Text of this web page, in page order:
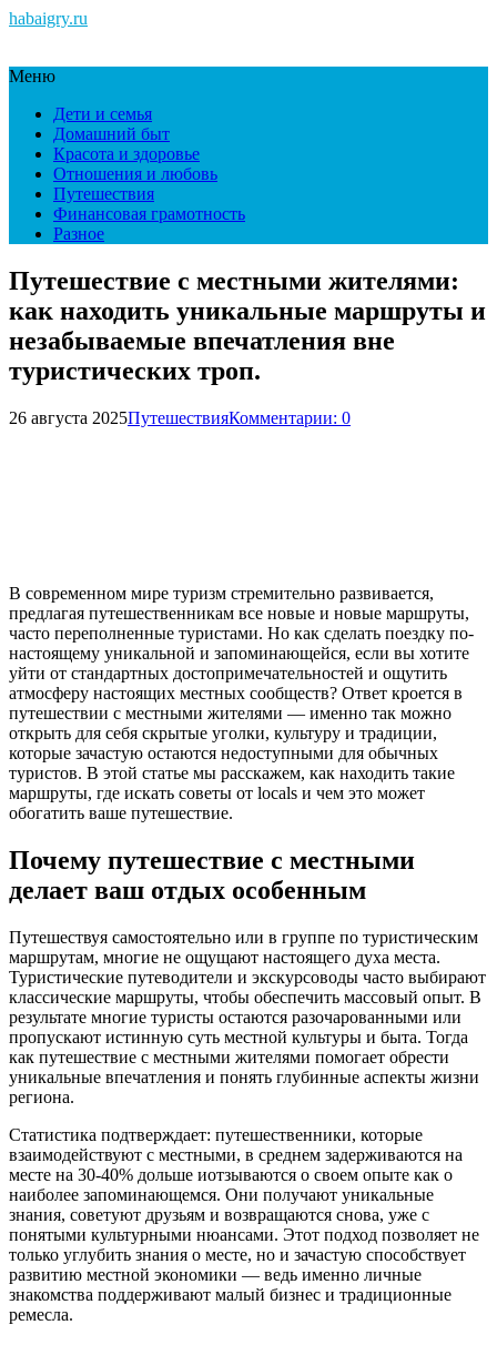
habaigry.ru
Меню
Дети и семья
Домашний быт
Красота и здоровье
Отношения и любовь
Путешествия
Финансовая грамотность
Разное
Путешествие с местными жителями:
как находить уникальные маршруты и
незабываемые впечатления вне
туристических троп.
26 августа 2025ПутешествияКомментарии: 0
В современном мире туризм стремительно развивается,
предлагая путешественникам все новые и новые маршруты,
часто переполненные туристами. Но как сделать поездку по-
настоящему уникальной и запоминающейся, если вы хотите
уйти от стандартных достопримечательностей и ощутить
атмосферу настоящих местных сообществ? Ответ кроется в
путешествии с местными жителями — именно так можно
открыть для себя скрытые уголки, культуру и традиции,
которые зачастую остаются недоступными для обычных
туристов. В этой статье мы расскажем, как находить такие
маршруты, где искать советы от locals и чем это может
обогатить ваше путешествие.
Почему путешествие с местными
делает ваш отдых особенным
Путешествуя самостоятельно или в группе по туристическим
маршрутам, многие не ощущают настоящего духа места.
Туристические путеводители и экскурсоводы часто выбирают
классические маршруты, чтобы обеспечить массовый опыт. В
результате многие туристы остаются разочарованными или
пропускают истинную суть местной культуры и быта. Тогда
как путешествие с местными жителями помогает обрести
уникальные впечатления и понять глубинные аспекты жизни
региона.
Статистика подтверждает: путешественники, которые
взаимодействуют с местными, в среднем задерживаются на
месте на 30-40% дольше иотзываются о своем опыте как о
наиболее запоминающемся. Они получают уникальные
знания, советуют друзьям и возвращаются снова, уже с
понятыми культурными нюансами. Этот подход позволяет не
только углубить знания о месте, но и зачастую способствует
развитию местной экономики — ведь именно личные
знакомства поддерживают малый бизнес и традиционные
ремесла.